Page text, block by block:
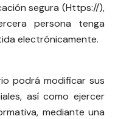
segura (Https://),
persona tenga
electrónicamente.
podrá modificar sus
así como ejercer
mediante una